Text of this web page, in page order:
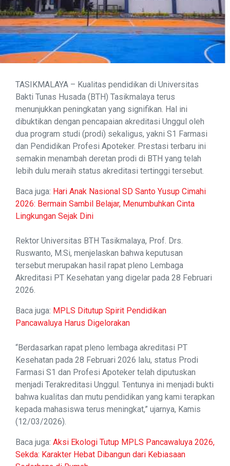
TASIKMALAYA – Kualitas pendidikan di Universitas
Bakti Tunas Husada (BTH) Tasikmalaya terus
menunjukkan peningkatan yang signifikan. Hal ini
dibuktikan dengan pencapaian akreditasi Unggul oleh
dua program studi (prodi) sekaligus, yakni S1 Farmasi
dan Pendidikan Profesi Apoteker. Prestasi terbaru ini
semakin menambah deretan prodi di BTH yang telah
lebih dulu meraih status akreditasi tertinggi tersebut.
Baca juga: Hari Anak Nasional SD Santo Yusup Cimahi
2026: Bermain Sambil Belajar, Menumbuhkan Cinta
Lingkungan Sejak Dini
Rektor Universitas BTH Tasikmalaya, Prof. Drs.
Ruswanto, M.Si, menjelaskan bahwa keputusan
tersebut merupakan hasil rapat pleno Lembaga
Akreditasi PT Kesehatan yang digelar pada 28 Februari
2026.
Baca juga: MPLS Ditutup Spirit Pendidikan
Pancawaluya Harus Digelorakan
“Berdasarkan rapat pleno lembaga akreditasi PT
Kesehatan pada 28 Februari 2026 lalu, status Prodi
Farmasi S1 dan Profesi Apoteker telah diputuskan
menjadi Terakreditasi Unggul. Tentunya ini menjadi bukti
bahwa kualitas dan mutu pendidikan yang kami terapkan
kepada mahasiswa terus meningkat,” ujarnya, Kamis
(12/03/2026).
Baca juga: Aksi Ekologi Tutup MPLS Pancawaluya 2026,
Sekda: Karakter Hebat Dibangun dari Kebiasaan